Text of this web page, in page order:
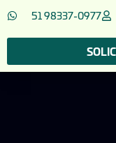
51 98337-0977